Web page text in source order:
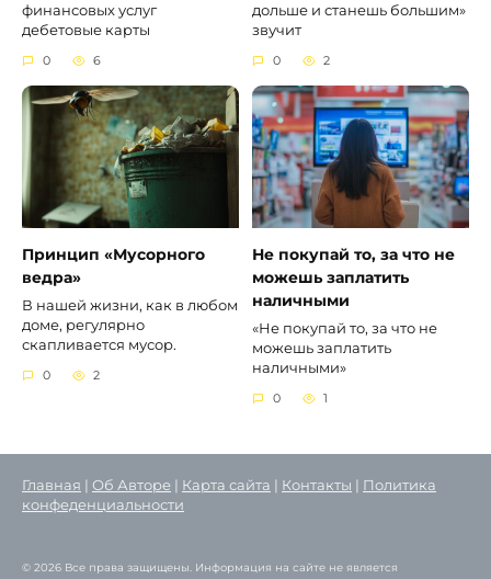
финансовых услуг
дебетовые карты
0 6
дольше и станешь большим»
звучит
0 2
Принцип «Мусорного
ведра»
В нашей жизни, как в любом
доме, регулярно
скапливается мусор.
0 2
Не покупай то, за что не
можешь заплатить
наличными
«Не покупай то, за что не
можешь заплатить
наличными»
0 1
Главная Об Авторе Карта сайта Контакты
Политика
конфеденциальности
© 2026 Все права защищены. Информация на сайте не является